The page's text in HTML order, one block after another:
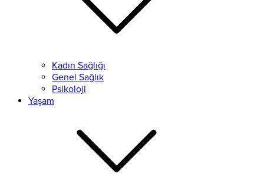
Kadın Sağlığı
Genel Sağlık
Psikoloji
Yaşam